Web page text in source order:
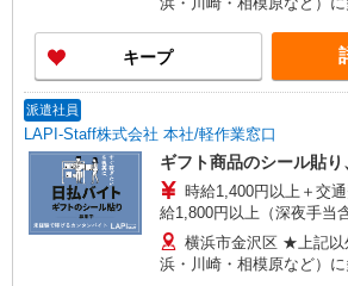
キープ
派遣社員
LAPI-Staff株式会社 本社/軽作業窓口
ギフト商品のシール貼り
時給1,400円以上＋交
給1,800円以上（深夜手当含む） ◆
246,400円 （日勤シフト
場合） 時給1,400円
横浜市金沢区 ★上記以
浜・川崎・相模原など）